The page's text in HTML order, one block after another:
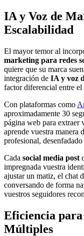
IA y Voz de
Escalabilidad
El mayor temor al
marketing para redes
quiere que su marca
integración de IA y voz
factor diferencial entre
Con plataformas como
aproximadamente 30
página web para
aprende vuestra manera
profesional,
Cada social media post
impregnada vuestra
ajustar un matiz, el chat
conversando de forma
vuestros seguidores
Eficiencia para
Múltiples